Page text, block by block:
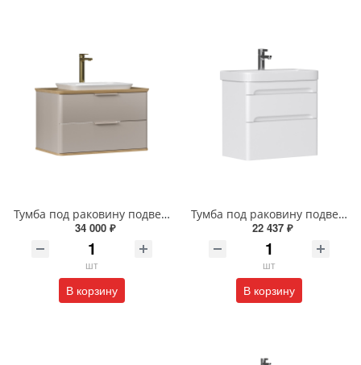
Тумба под раковину подвесная EQUIL Десерт 80.2Я/Desert 80.2Y с ручками в цвет амарок tpDSRT80.2Y-25R амарок/дуб
34 000 ₽
шт
В корзину
Тумба под раковину подвесная EQUIL Найс 70 см tpNICE70.2Y-05 белая
22 437 ₽
шт
В корзину